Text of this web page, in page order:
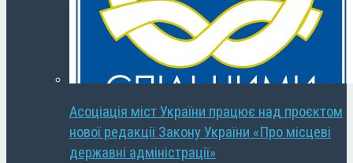
Асоціація міст України працює над проєктом
нової редакції Закону України «Про місцеві
державні адміністрації»